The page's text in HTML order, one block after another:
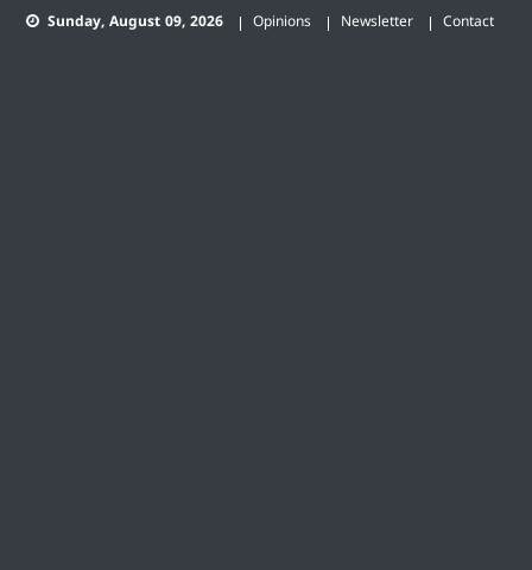
Skip
Sunday, August 09, 2026 Opinions Newsletter Contact